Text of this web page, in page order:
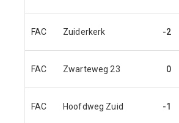
FAC Zuiderkerk -2
FAC Zwarteweg 23 0
FAC Hoofdweg Zuid -1